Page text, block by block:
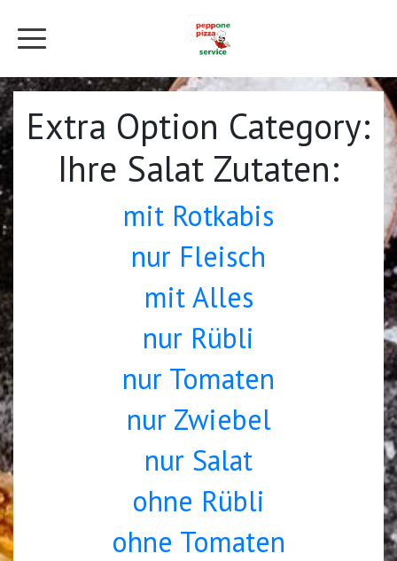
Extra Option Category:
Ihre Salat Zutaten:
mit Rotkabis
nur Fleisch
mit Alles
nur Rübli
nur Tomaten
nur Zwiebel
nur Salat
ohne Rübli
ohne Tomaten